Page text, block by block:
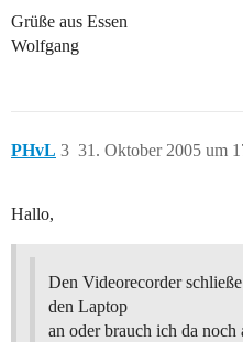
Grüße aus Essen
Wolfgang
PHvL 31. Oktober 2005 um
3
Hallo,
Den Videorecorder
den Laptop
an oder brauch ich da noch